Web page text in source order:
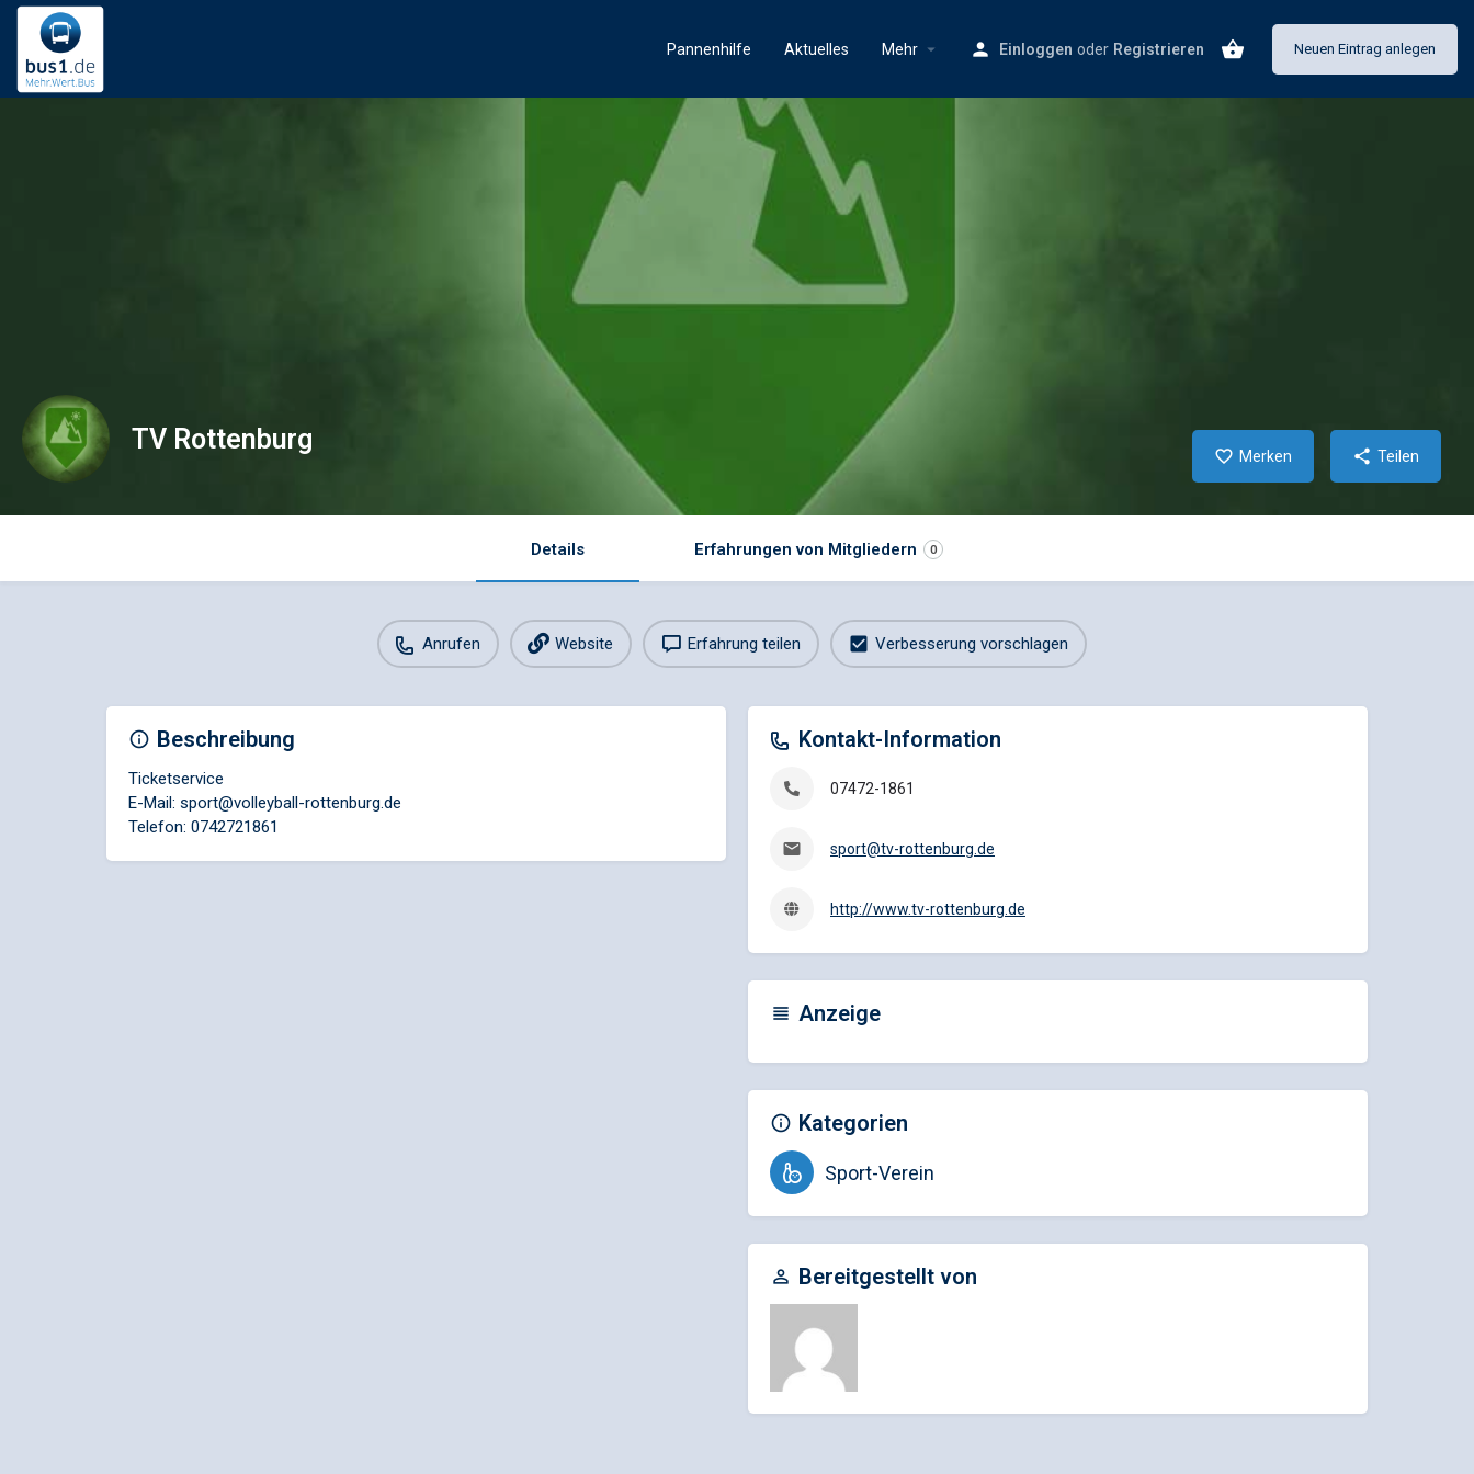
Pannenhilfe Aktuelles Mehr Einloggen oder Registrieren Neuen Eintrag anlegen
TV Rottenburg
Merken Teilen
Details Erfahrungen von Mitgliedern 0
Anrufen Website Erfahrung teilen Verbesserung vorschlagen
Beschreibung
Ticketservice
E-Mail: sport@volleyball-rottenburg.de
Telefon: 0742721861
Kontakt-Information
07472-1861
sport@tv-rottenburg.de
http://www.tv-rottenburg.de
Anzeige
Kategorien
Sport-Verein
Bereitgestellt von